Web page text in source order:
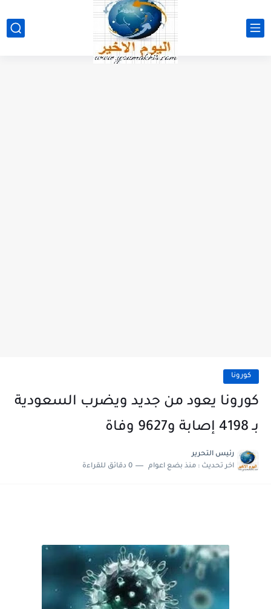
كورونا
كورونا يعود من جديد ويضرب السعودية
بـ 4198 إصابة و9627 وفاة
رئيس التحرير
اخر تحديث : منذ بضع اعوام 0 دقائق للقراءة